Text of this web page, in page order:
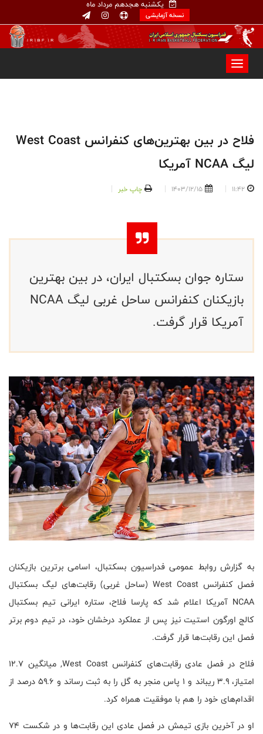
یکشنبه هجدهم مرداد ماه
نسخه آزمایشی
فلاح در بین بهترین‌های کنفرانس West Coast
لیگ NCAA آمریکا
11:42
1403/12/15 چاپ خبر
ستاره جوان بسکتبال ایران، در بین بهترین
بازیکنان کنفرانس ساحل غربی لیگ NCAA
آمریکا قرار گرفت.
به گزارش روابط عمومی فدراسیون بسکتبال، اسامی برترین بازیکنان
فصل کنفرانس West Coast (ساحل غربی) رقابت‌های لیگ بسکتبال
NCAA آمریکا اعلام شد که پارسا فلاح، ستاره ایرانی تیم بسکتبال
کالج اورگون استیت نیز پس از عملکرد درخشان خود، در تیم دوم برتر
فصل این رقابت‌ها قرار گرفت.
فلاح در فصل عادی رقابت‌های کنفرانس West Coast, میانگین ۱۲.۷
امتیاز، ۳.۹ ریباند و ۱ پاس منجر به گل را به ثبت رساند و ۵۹.۶ درصد از
اقدام‌های خود را هم با موفقیت همراه کرد.
او در آخرین بازی تیمش در فصل عادی این رقابت‌ها و در شکست ۷۴